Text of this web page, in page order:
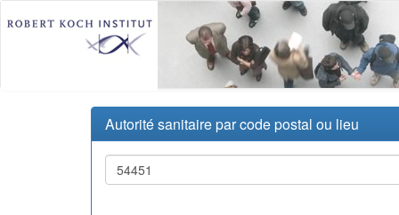
Autorité sanitaire par code postal ou lieu